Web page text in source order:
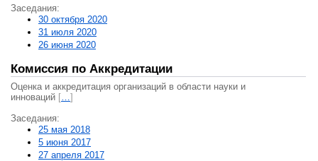
Заседания:
30 октября 2020
31 июля 2020
26 июня 2020
Комиссия по Аккредитации
Оценка и аккредитация организаций в области науки и
инноваций […]
Заседания:
25 мая 2018
5 июня 2017
27 апреля 2017